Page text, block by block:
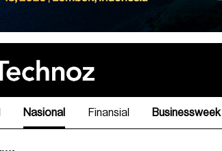
Nasional Finansial Businessweek